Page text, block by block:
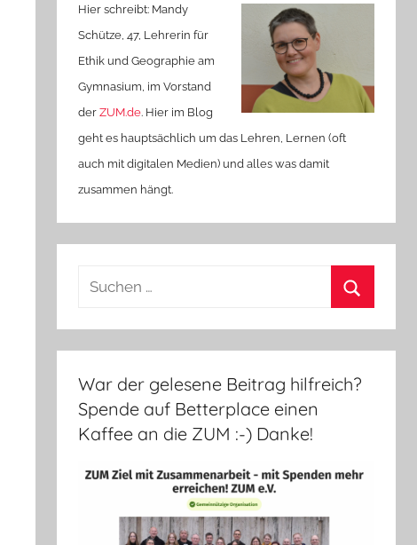
Hier schreibt: Mandy
Schütze, 47, Lehrerin für
Ethik und Geographie am
Gymnasium, im Vorstand
derZUM.de. Hier im Blog
geht es hauptsächlich um das Lehren, Lernen (oft
auch mit digitalen Medien) und alles was damit
zusammen hängt.
Suchen
War der gelesene Beitrag hilfreich?
Spende auf Betterplace einen
Kaffee an die ZUM :-) Danke!